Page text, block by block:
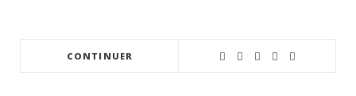
CONTINUER